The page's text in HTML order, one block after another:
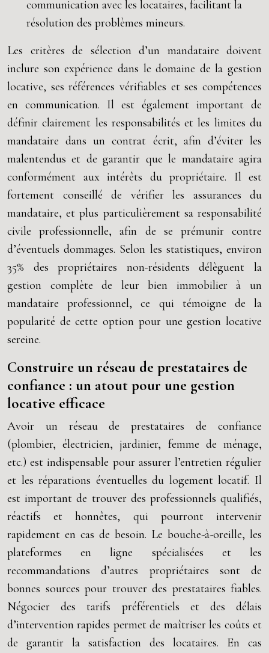
communication avec les locataires, facilitant la
résolution des problèmes mineurs.
Les critères de sélection d’un mandataire doivent
inclure son expérience dans le domaine de la gestion
locative, ses références vérifiables et ses compétences
en communication. Il est également important de
définir clairement les responsabilités et les limites du
mandataire dans un contrat écrit, afin d’éviter les
malentendus et de garantir que le mandataire agira
conformément aux intérêts du propriétaire. Il est
fortement conseillé de vérifier les assurances du
mandataire, et plus particulièrement sa responsabilité
civile professionnelle, afin de se prémunir contre
d’éventuels dommages. Selon les statistiques, environ
35% des propriétaires non-résidents délèguent la
gestion complète de leur bien immobilier à un
mandataire professionnel, ce qui témoigne de la
popularité de cette option pour une gestion locative
sereine.
Construire un réseau de prestataires de
confiance : un atout pour une gestion
locative efficace
Avoir un réseau de prestataires de confiance
(plombier, électricien, jardinier, femme de ménage,
etc.) est indispensable pour assurer l’entretien régulier
et les réparations éventuelles du logement locatif. Il
est important de trouver des professionnels qualifiés,
réactifs et honnêtes, qui pourront intervenir
rapidement en cas de besoin. Le bouche-à-oreille, les
plateformes en ligne spécialisées et les
recommandations d’autres propriétaires sont de
bonnes sources pour trouver des prestataires fiables.
Négocier des tarifs préférentiels et des délais
d’intervention rapides permet de maîtriser les coûts et
de garantir la satisfaction des locataires. En cas